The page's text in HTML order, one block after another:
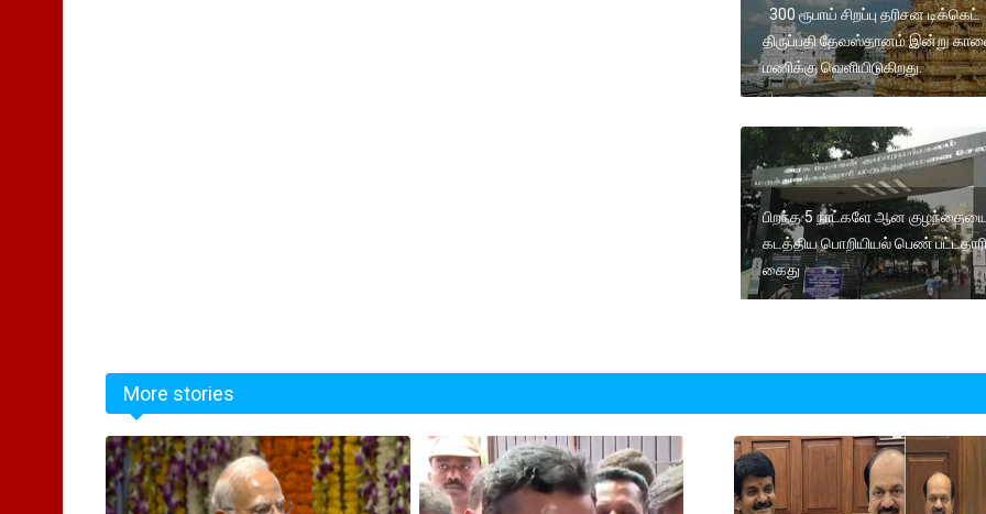
300 ரூபாய் சிறப்பு தரிசன டிக்கெட்
திருப்பதி தேவஸ்தானம் இன்று
மணிக்கு வெளியிடுகிறது.
பிறந்த 5 நாட்களே ஆன
கடத்திய பொறியியல் பெண் பட்டதாரி
கைது
More stories